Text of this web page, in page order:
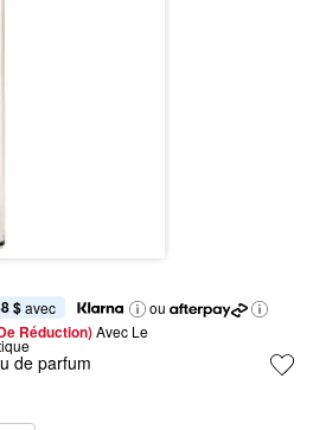
$ avec
ou
Réduction) Avec Le
de parfum